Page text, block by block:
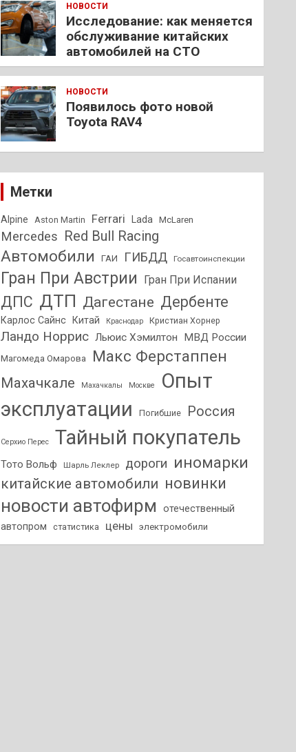
НОВОСТИ
Исследование: как меняется
обслуживание китайских
автомобилей на СТО
НОВОСТИ
Появилось фото новой
Toyota RAV4
Метки
Alpine Aston Martin Ferrari Lada McLaren
Mercedes Red Bull Racing
Автомобили ГАИ ГИБДД Госавтоинспекции
Гран При Австрии Гран При Испании
ДПС ДТП Дагестане Дербенте
Карлос Сайнс Китай Краснодар Кристиан Хорнер
Ландо Норрис Льюис Хэмилтон МВД России
Магомеда Омарова Макс Ферстаппен
Махачкале Махачкалы Москве
Опыт
эксплуатации
Погибшие Россия
Серхио Перес Тайный покупатель
Тото Вольф Шарль Леклер дороги иномарки
китайские автомобили новинки
новости автофирм
отечественный
автопром
статистика цены электромобили